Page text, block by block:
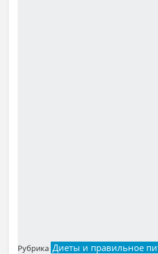
Рубрика Диеты и правильное